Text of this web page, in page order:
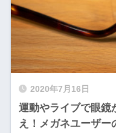
2020年7月16日
運動やライブで眼鏡
え！メガネユーザー